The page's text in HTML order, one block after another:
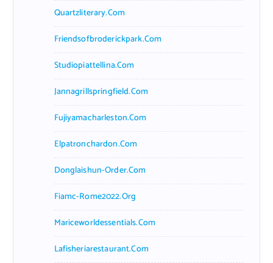
Quartzliterary.com
Friendsofbroderickpark.com
Studiopiattellina.com
Jannagrillspringfield.com
Fujiyamacharleston.com
Elpatronchardon.com
Donglaishun-Order.com
Fiamc-Rome2022.org
Mariceworldessentials.com
Lafisheriarestaurant.com